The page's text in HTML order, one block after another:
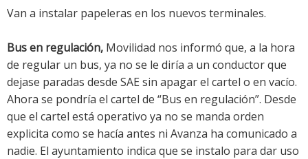
Van a instalar papeleras en los nuevos terminales.
Bus en regulación, Movilidad nos informó que, a la hora
de regular un bus, ya no se le diría a un conductor que
dejase paradas desde SAE sin apagar el cartel o en vacío.
Ahora se pondría el cartel de “Bus en regulación”. Desde
que el cartel está operativo ya no se manda orden
explicita como se hacía antes ni Avanza ha comunicado a
nadie. El ayuntamiento indica que se instalo para dar uso